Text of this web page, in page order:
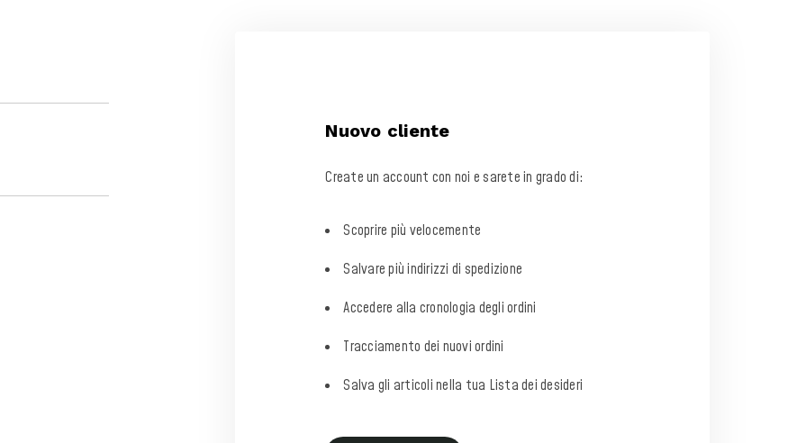
Nuovo cliente
Create un account con noi e sarete in grado di:
Scoprire più velocemente
Salvare più indirizzi di spedizione
Accedere alla cronologia degli ordini
Tracciamento dei nuovi ordini
Salva gli articoli nella tua Lista dei desideri